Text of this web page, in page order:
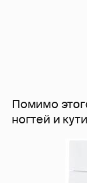
Помимо
ногтей и